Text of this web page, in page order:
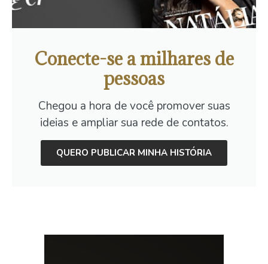
Conecte-se a milhares de
pessoas
Chegou a hora de você promover suas
ideias e ampliar sua rede de contatos.
QUERO PUBLICAR MINHA HISTÓRIA